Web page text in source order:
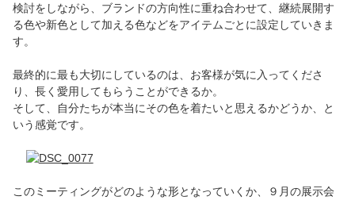
検討をしながら、ブランドの方向性に重ね合わせて、継続展開す
る色や新色として加える色などをアイテムごとに設定していきま
す。
最終的に最も大切にしているのは、お客様が気に入ってくださ
り、長く愛用してもらうことができるか。
そして、自分たちが本当にその色を着たいと思えるかどうか、と
いう感覚です。
このミーティングがどのような形となっていくか、９月の展示会